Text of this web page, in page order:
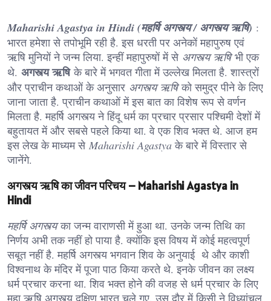
Maharishi Agastya in Hindi (महर्षि अगस्त्य / अगस्त्य ऋषि) :
भारत हमेशा से तपोभूमि रही है. इस धरती पर अनेकों महापुरुष एवं
ऋषि मुनियों ने जन्म लिया. इन्हीं महापुरुषों में से अगस्त्य ऋषिभी एक
थे. अगस्त्य ऋषिके बारे में भगवत गीता में उल्लेख मिलता है. शास्त्रों
और प्राचीन कथाओं के अनुसार अगस्त्य ऋषिको समुद्र पीने के लिए
जाना जाता है. प्राचीन कथाओं में इस बात का विशेष रूप से वर्णन
मिलता है. महर्षि अगस्त्य ने हिंदू धर्म का प्रचार प्रसार पश्चिमी देशों में
बहुतायत में और सबसे पहले किया था. वे एक शिव भक्त थे. आज हम
इस लेख के माध्यम से Maharishi Agastyaके बारे में विस्तार से
जानेंगे.
अगस्त्य ऋषि का जीवन परिचय – Maharishi Agastya in
Hindi
महर्षि अगस्त्यका जन्म वाराणसी में हुआ था. उनके जन्म तिथि का
निर्णय अभी तक नहीं हो पाया है. क्योंकि इस विषय में कोई महत्वपूर्ण
सबूत नहीं है. महर्षि अगस्त्य भगवान शिव के अनुयाई थे और काशी
विश्वनाथ के मंदिर में पूजा पाठ किया करते थे. इनके जीवन का लक्ष्य
धर्म प्रचार करना था. शिव भक्त होने की वजह से धर्म प्रचार के लिए